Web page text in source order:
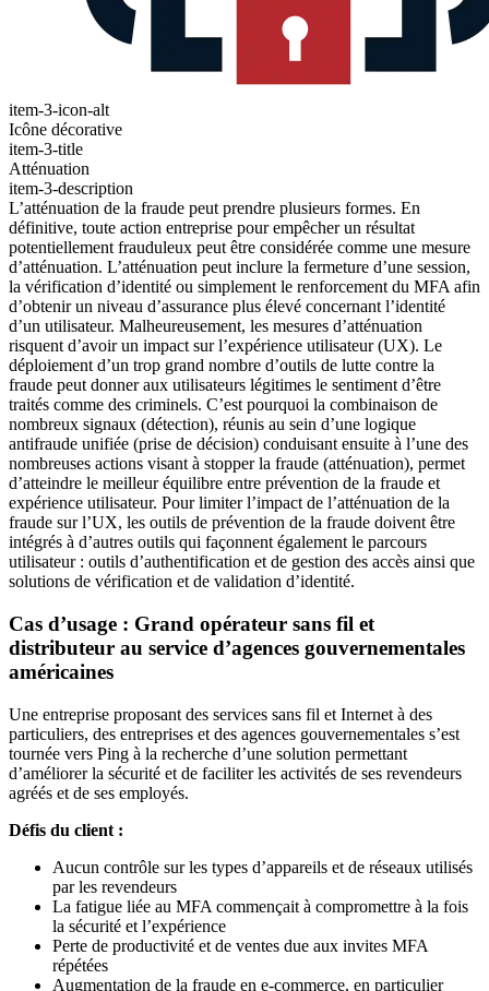
item-3-icon-alt
Icône décorative
item-3-title
Atténuation
item-3-description
L’atténuation de la fraude peut prendre plusieurs formes. En
définitive, toute action entreprise pour empêcher un résultat
potentiellement frauduleux peut être considérée comme une mesure
d’atténuation. L’atténuation peut inclure la fermeture d’une session,
la vérification d’identité ou simplement le renforcement du MFA afin
d’obtenir un niveau d’assurance plus élevé concernant l’identité
d’un utilisateur. Malheureusement, les mesures d’atténuation
risquent d’avoir un impact sur l’expérience utilisateur (UX). Le
déploiement d’un trop grand nombre d’outils de lutte contre la
fraude peut donner aux utilisateurs légitimes le sentiment d’être
traités comme des criminels. C’est pourquoi la combinaison de
nombreux signaux (détection), réunis au sein d’une logique
antifraude unifiée (prise de décision) conduisant ensuite à l’une des
nombreuses actions visant à stopper la fraude (atténuation), permet
d’atteindre le meilleur équilibre entre prévention de la fraude et
expérience utilisateur. Pour limiter l’impact de l’atténuation de la
fraude sur l’UX, les outils de prévention de la fraude doivent être
intégrés à d’autres outils qui façonnent également le parcours
utilisateur : outils d’authentification et de gestion des accès ainsi que
solutions de vérification et de validation d’identité.
Cas d’usage : Grand opérateur sans fil et
distributeur au service d’agences gouvernementales
américaines
Une entreprise proposant des services sans fil et Internet à des
particuliers, des entreprises et des agences gouvernementales s’est
tournée vers Ping à la recherche d’une solution permettant
d’améliorer la sécurité et de faciliter les activités de ses revendeurs
agréés et de ses employés.
Défis du client :
Aucun contrôle sur les types d’appareils et de réseaux utilisés
par les revendeurs
La fatigue liée au MFA commençait à compromettre à la fois
la sécurité et l’expérience
Perte de productivité et de ventes due aux invites MFA
répétées
Augmentation de la fraude en e-commerce, en particulier